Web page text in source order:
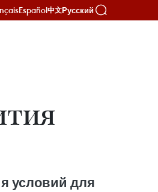
Español中文Русский
условий для